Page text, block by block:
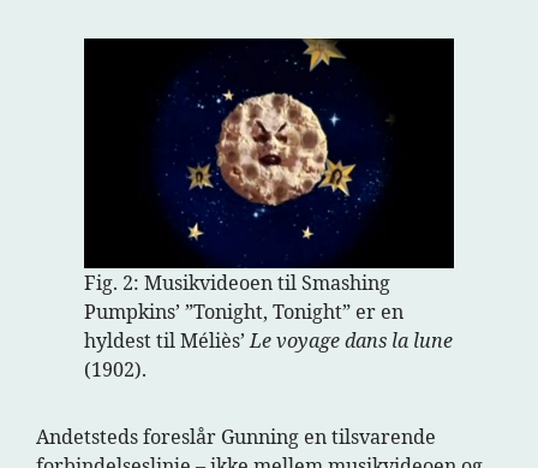
Fig. 2: Musikvideoen til Smashing
Pumpkins’ ”Tonight, Tonight” er en
hyldest til Méliès’Le voyage dans la lune
(1902).
Andetsteds foreslår Gunning en tilsvarende